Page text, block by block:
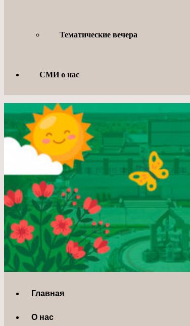
Тематические вечера
СМИ о нас
Главная
О нас